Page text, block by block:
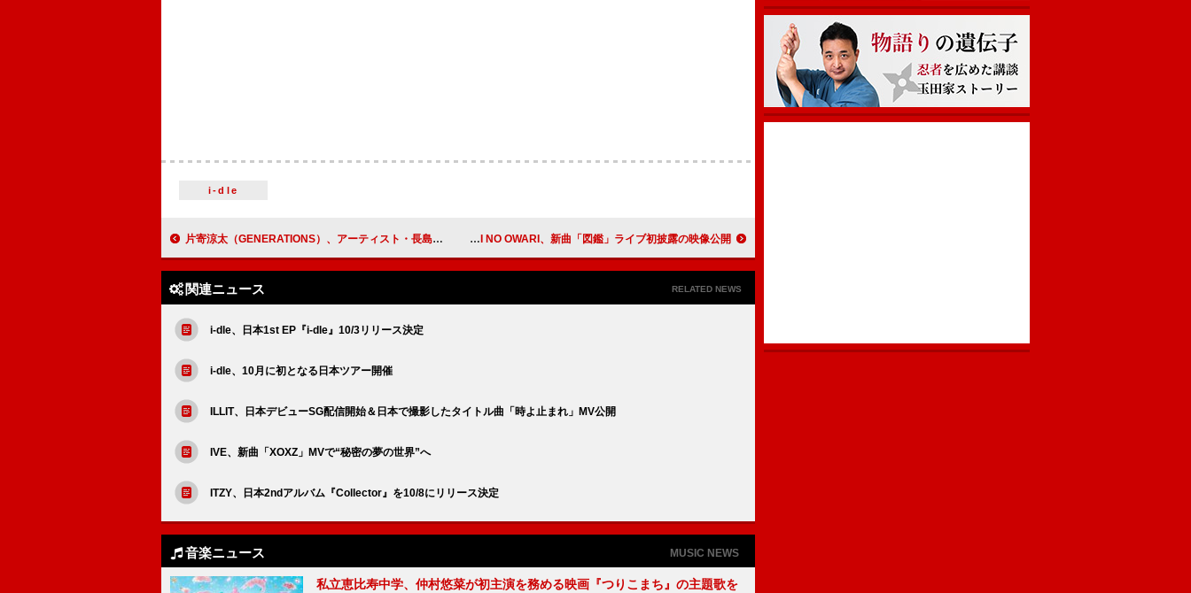
i-dle
片寄涼太（GENERATIONS）、アーティスト・長島伊織のアトリエを訪問 SEKAI NO OWARI、新曲「図鑑」ライブ初披露の映像公開
関連ニュース RELATED NEWS
i-dle、日本1st EP『i-dle』10/3リリース決定
i-dle、10月に初となる日本ツアー開催
ILLIT、日本デビューSG配信開始＆日本で撮影したタイトル曲「時よ止まれ」MV公開
IVE、新曲「XOXZ」MVで“秘密の夢の世界”へ
ITZY、日本2ndアルバム『Collector』を10/8にリリース決定
音楽ニュース MUSIC NEWS
私立恵比寿中学、仲村悠菜が初主演を務める映画『つりこまち』の主題歌を